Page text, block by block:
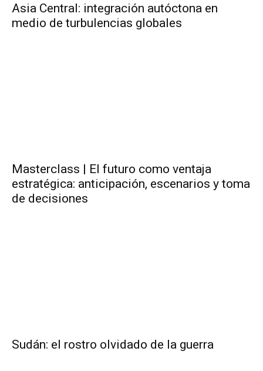
Asia Central: integración autóctona en
medio de turbulencias globales
Masterclass | El futuro como ventaja
estratégica: anticipación, escenarios y toma
de decisiones
Sudán: el rostro olvidado de la guerra